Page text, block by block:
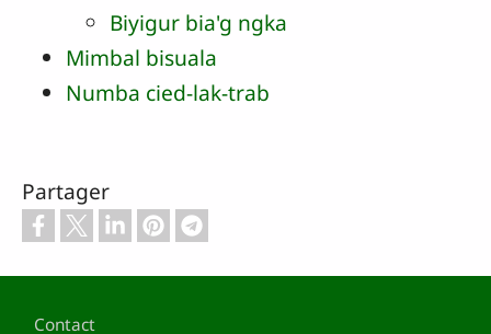
Biyigur bia'g ngka
Mimbal bisuala
Numba cied-lak-trab
Partager
Pied de page
Contact